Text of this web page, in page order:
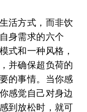
活方式，而非饮
身需求的六个
式和一种风格，
并确保超负荷的
的事情。当你感
感觉自己对身边
到放松时，就可